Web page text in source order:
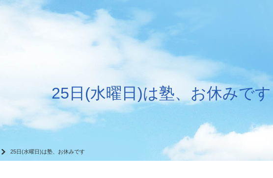
25日(水曜日)は塾、お休みです
25日(水曜日)は塾、お休みです